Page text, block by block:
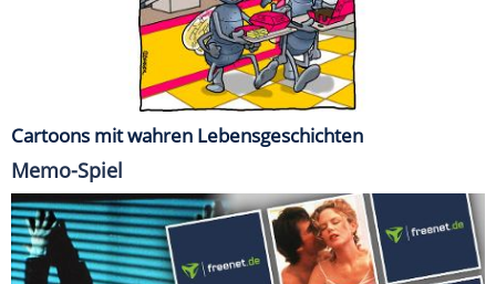
Cartoons mit wahren Lebensgeschichten
Memo-Spiel